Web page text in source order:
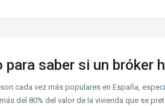
para saber si un bróker
cada vez más populares en España,
del 80% del valor de la vivienda que se